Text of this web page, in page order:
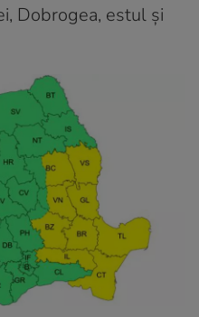
Dobrogea, estul și